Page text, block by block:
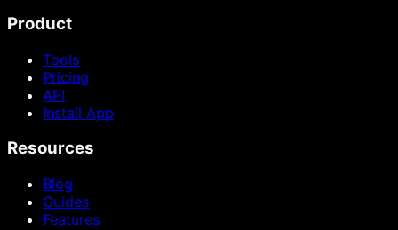
Product
Tools
Pricing
API
Install App
Resources
Blog
Guides
Features